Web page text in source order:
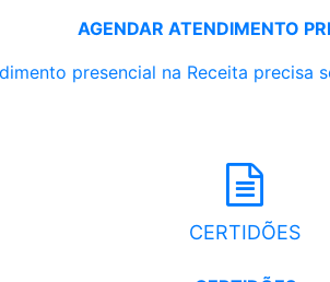
AGENDAR ATENDIMENTO
presencial na Receita precisa
CERTIDÕES